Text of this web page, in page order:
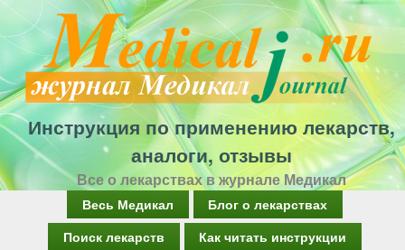
Перейти
к
основному
содержанию
Инструкция по применению лекарств,
аналоги, отзывы
Все о лекарствах в журнале Медикал
Весь Медикал
Блог о лекарствах
Поиск лекарств
Как читать инструкции